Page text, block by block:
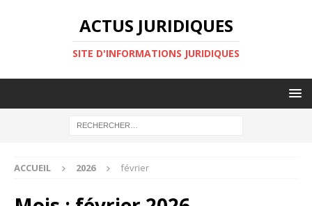
ACTUS JURIDIQUES
SITE D'INFORMATIONS JURIDIQUES
ACCUEIL 2026 février